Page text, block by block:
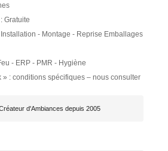
: Gratuite
Installation - Montage - Reprise Emballages
- ERP - PMR - Hygiène
» : conditions spécifiques – nous consulter
d'Ambiances depuis 2005